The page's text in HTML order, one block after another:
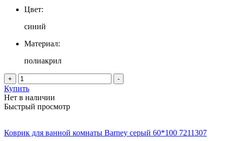
Цвет:
синий
Материал:
полиакрил
+ -
Купить
Нет в наличии
Быстрый просмотр
Коврик для ванной комнаты Barney серый 60*100 7211307